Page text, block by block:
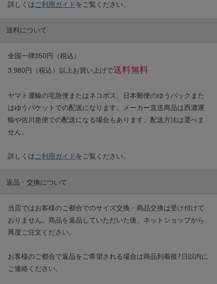
詳しくはご利用ガイド をご覧ください。
送料について
全国一律350円（税込）
3,980円（税込）以上お買い上げで送料無料
ヤマト運輸の宅急便またはネコポス、日本郵便のゆうパックまた
はゆうパケットでの配送になります。メーカー直送商品は西濃運
輸や佐川急便での配送になる場合もあります。配送方法は選べま
せん。
詳しくはご利用ガイド をご覧ください。
返品・交換について
当店ではお客様のご都合でのサイズ交換・商品交換は受け付けて
おりません。商品を返品していただいた後、ネットショップから
再度ご注文ください。
お客様のご都合で返品をご希望される場合は商品到着後7日以内に
ご連絡ください。